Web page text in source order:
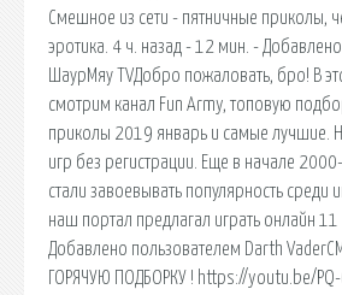
Смешное из сети - пятничные приколы,
эротика. 4 ч. назад - 12 мин. -
ШаурМяу TVДобро пожаловать, бро! В
смотрим канал Fun Army, топовую
приколы 2019 январь и самые лучшие.
игр без регистрации. Еще в начале
стали завоевывать популярность среди
наш портал предлагал играть онлайн
Добавлено пользователем Darth
ГОРЯЧУЮ ПОДБОРКУ ! https://youtu.be/PQ-